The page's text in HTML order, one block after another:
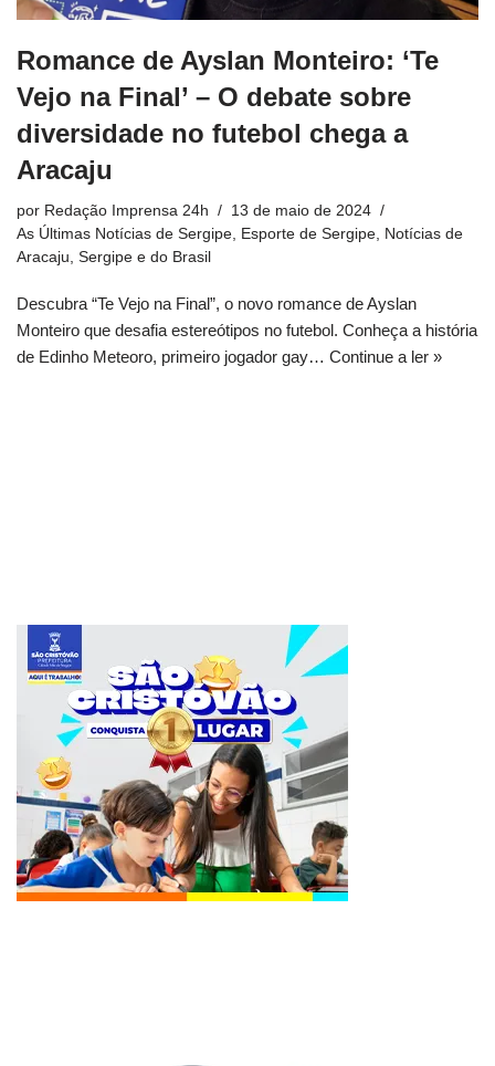
Romance de Ayslan Monteiro: ‘Te
Vejo na Final’ – O debate sobre
diversidade no futebol chega a
Aracaju
por Redação Imprensa 24h
13 de maio de 2024
As Últimas Notícias de Sergipe
Esporte de Sergipe
Notícias de
Aracaju, Sergipe e do Brasil
Descubra “Te Vejo na Final”, o novo romance de Ayslan
Monteiro que desafia estereótipos no futebol. Conheça a história
de Edinho Meteoro, primeiro jogador gay… Continue a ler »